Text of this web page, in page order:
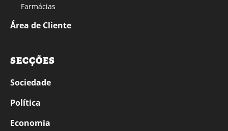
Farmácias
Área de Cliente
SECÇÕES
Sociedade
Política
Economia